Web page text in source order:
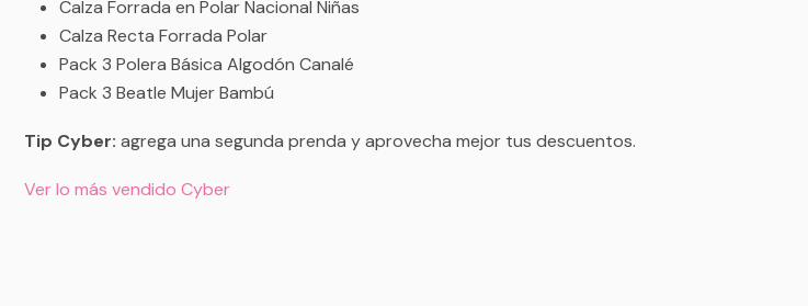
Calza Forrada en Polar Nacional Niñas
Calza Recta Forrada Polar
Pack 3 Polera Básica Algodón Canalé
Pack 3 Beatle Mujer Bambú
Tip Cyber: agrega una segunda prenda y aprovecha mejor tus descuentos.
Ver lo más vendido Cyber